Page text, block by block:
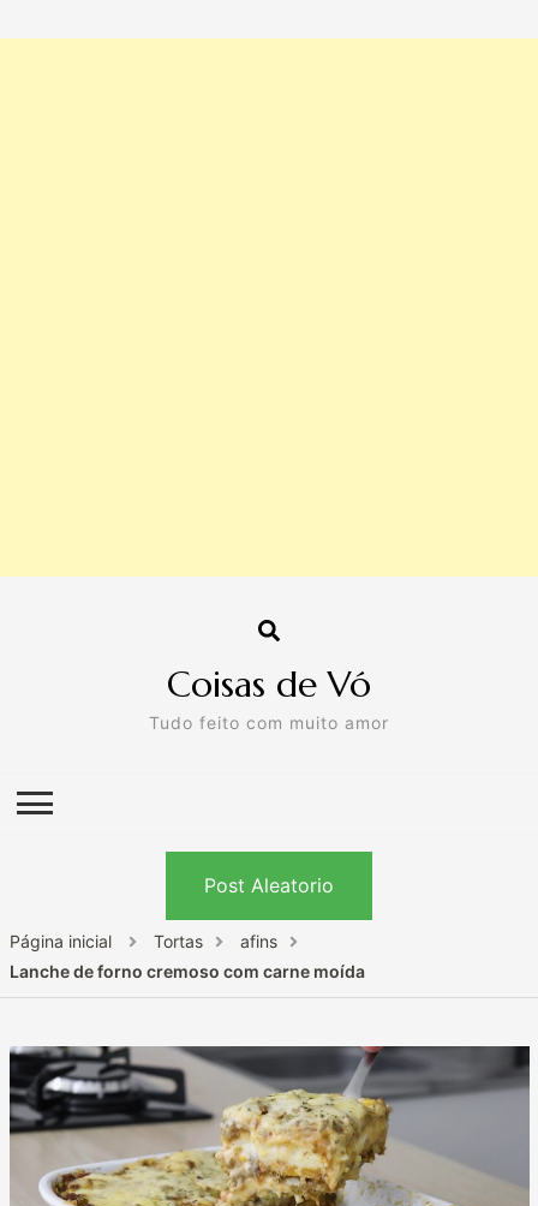
Coisas de Vó
Tudo feito com muito amor
Post Aleatorio
Página inicial Tortas
afins
Lanche de forno cremoso com carne moída